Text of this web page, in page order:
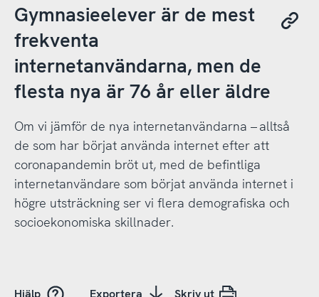
Gymnasieelever är de mest
frekventa
internetanvändarna, men de
flesta nya är 76 år eller äldre
Om vi jämför de nya internetanvändarna – alltså
de som har börjat använda internet efter att
coronapandemin bröt ut, med de befintliga
internetanvändare som börjat använda internet i
högre utsträckning ser vi flera demografiska och
socioekonomiska skillnader.
Hjälp Exportera Skriv ut